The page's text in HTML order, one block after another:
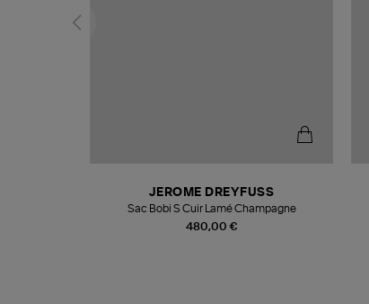
480,00 €
JEROME DREYFUSS
Sac Bobi S Cuir Lamé Champagne